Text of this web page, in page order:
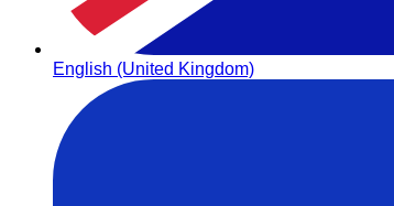
English (United Kingdom)